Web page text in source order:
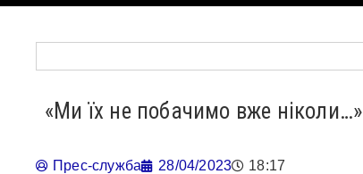
«Ми їх не побачимо вже ніколи…»
Прес-служба 28/04/2023 18:17